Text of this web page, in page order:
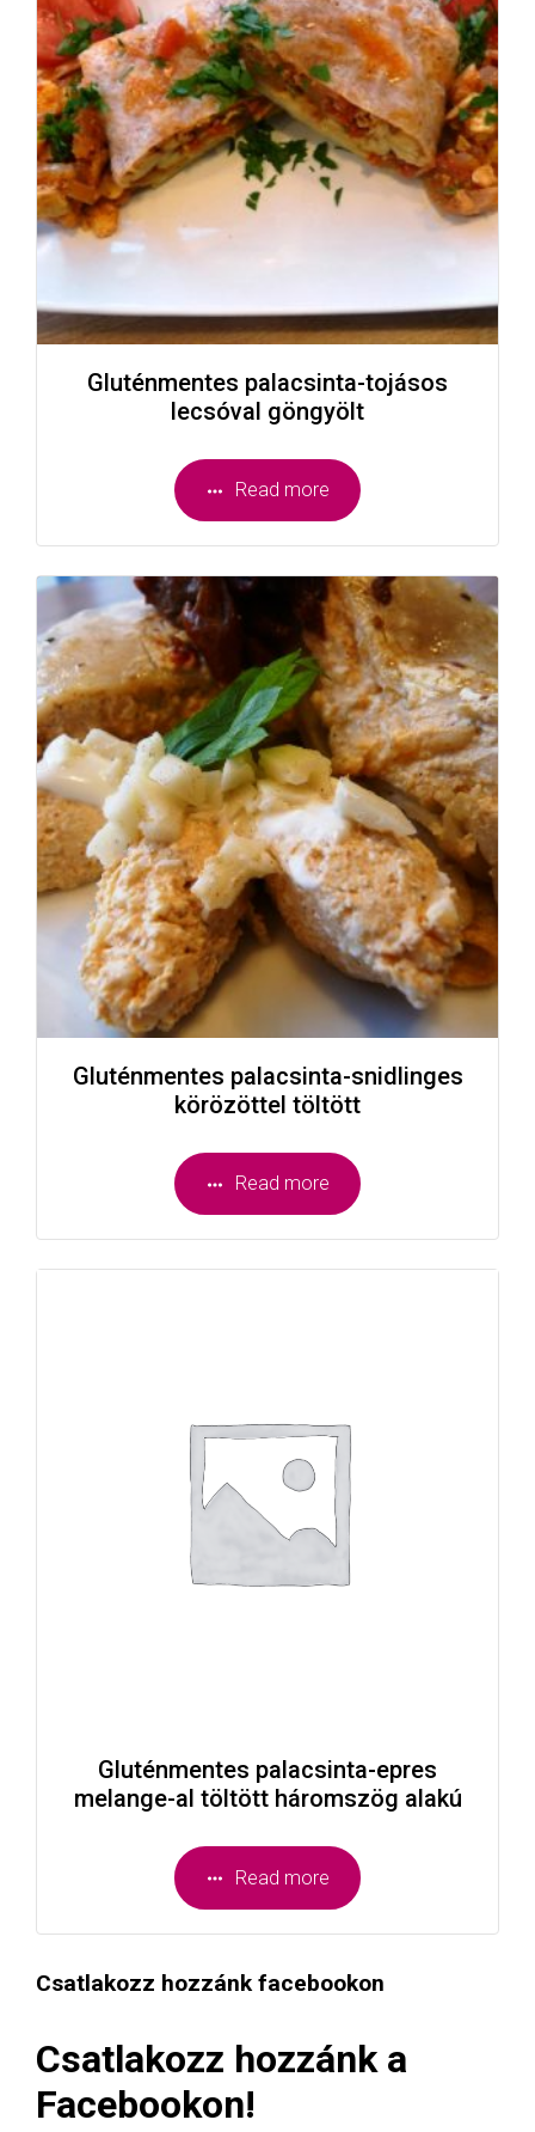
Gluténmentes palacsinta-tojásos
lecsóval göngyölt
Read more
Gluténmentes palacsinta-snidlinges
körözöttel töltött
Read more
Gluténmentes palacsinta-epres
melange-al töltött háromszög alakú
Read more
Csatlakozz hozzánk facebookon
Csatlakozz hozzánk a
Facebookon!